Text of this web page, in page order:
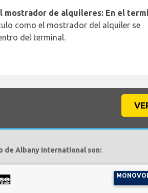
mostrador de alquileres: En el
como el mostrador del alquiler se
del terminal.
de Albany International son: